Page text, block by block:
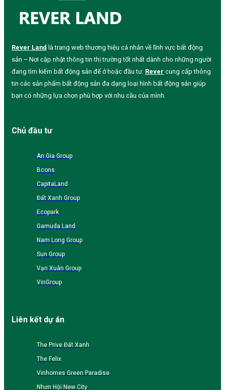
Rever Land là trang web thương hiệu cá nhân về lĩnh vực bất động
sản – Nơi cập nhật thông tin thị trường tốt nhất dành cho những người
đang tìm kiếm bất động sản để ở hoặc đầu tư. Rever cung cấp thông
tin các sản phẩm bất động sản đa dạng loại hình bất động sản giúp
bạn có những lựa chọn phù hợp với nhu cầu của mình.
Chủ đầu tư
An Gia Group
Bcons
CapitaLand
Đất Xanh Group
Ecopark
Gamuda Land
Nam Long Group
Sun Group
Vạn Xuân Group
VinGroup
Liên kết dự án
The Prive Đất Xanh
The Felix
Vinhomes Green Paradise
Nhơn Hội New City